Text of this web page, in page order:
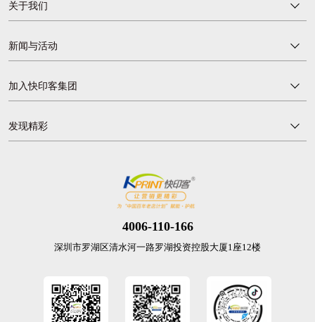
4006-110-166
深圳市罗湖区清水河一路罗湖投资控股大厦1座12楼
关于我们
新闻与活动
加入快印客集团
发现精彩